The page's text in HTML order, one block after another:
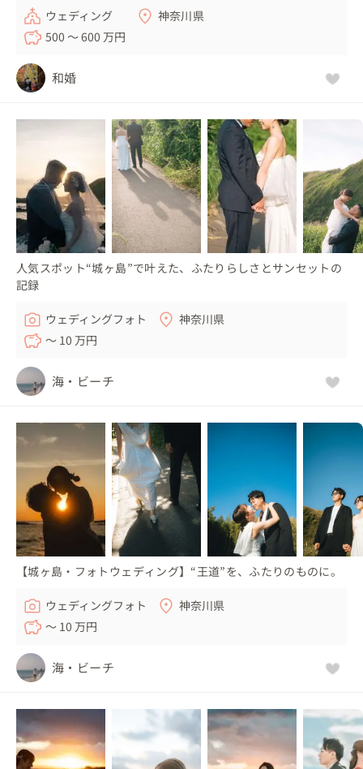
ウェディング
神奈川県
500 〜 600 万円
和婚
人気スポット“城ヶ島”で叶えた、ふたりらしさとサンセットの
記録
ウェディングフォト
神奈川県
〜 10 万円
海・ビーチ
【城ヶ島・フォトウェディング】“王道”を、ふたりのものに。
ウェディングフォト
神奈川県
〜 10 万円
海・ビーチ